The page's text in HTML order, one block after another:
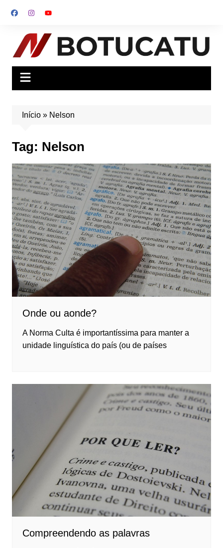
para
conteúdo
Início» Nelson
Tag: Nelson
Onde ou aonde?
A Norma Culta é importantíssima para manter a
unidade linguística do país (ou de países
Compreendendo as palavras